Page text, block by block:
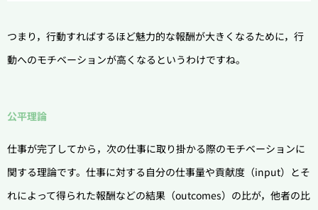
つまり，行動すればするほど魅力的な報酬が大きくなるために，行
動へのモチベーションが高くなるというわけですね。
公平理論
仕事が完了してから，次の仕事に取り掛かる際のモチベーションに
関する理論です。 仕事に対する自分の仕事量や貢献度（input）とそ
れによって得られた報酬などの結果（outcomes）の比が，他者の比